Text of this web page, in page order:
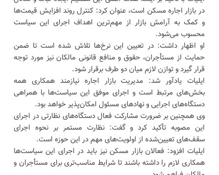
در بازار اجاره مسکن است، عنوان کرد: کنترل روند افزایش قیمت‌ها
و کمک به آرامش بازار از مهم‌ترین اهداف اجرای این سیاست
محسوب می‌شود.
او اظهار داشت: در تعیین این نرخ‌ها تلاش شده است تا ضمن
حمایت از مستأجران، حقوق و منافع قانونی مالکان نیز مورد توجه
قرار گیرد و توازن لازم میان دو طرف برقرار شود.
ایلیات یادآور شد: مدیریت بازار اجاره نیازمند همکاری همه
بخش‌های مرتبط است و اجرای موفق این سیاست‌ها با همراهی
دستگاه‌های اجرایی و نهادهای مسئول امکان‌پذیر خواهد بود.
وی همچنین بر ضرورت مشارکت فعال دستگاه‌های نظارتی در اجرای
این مصوبه تأکید کرد و گفت: نظارت مستمر بر نحوه اجرای
سقف‌های تعیین‌شده از اولویت‌های مهم در این حوزه است.
ایلیات افزود: فعالان بازار مسکن نیز باید در اجرای این سیاست‌ها
همکاری لازم را داشته باشند تا شرایط مناسب‌تری برای مستأجران و